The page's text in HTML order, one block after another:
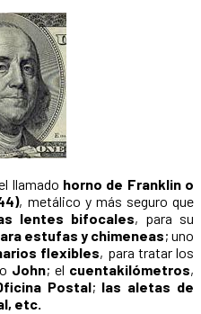
llamado horno de Franklin o
, metálico y más seguro que
lentes bifocales, para su
estufas y chimeneas; uno
flexibles, para tratar los
John; el cuentakilómetros,
Postal; las aletas de
etc.